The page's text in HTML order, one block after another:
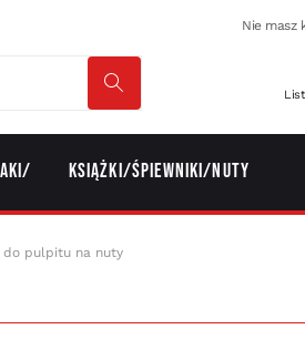
Nie masz
Książki/Śpiewniki/Nuty
do pulpitu na nuty